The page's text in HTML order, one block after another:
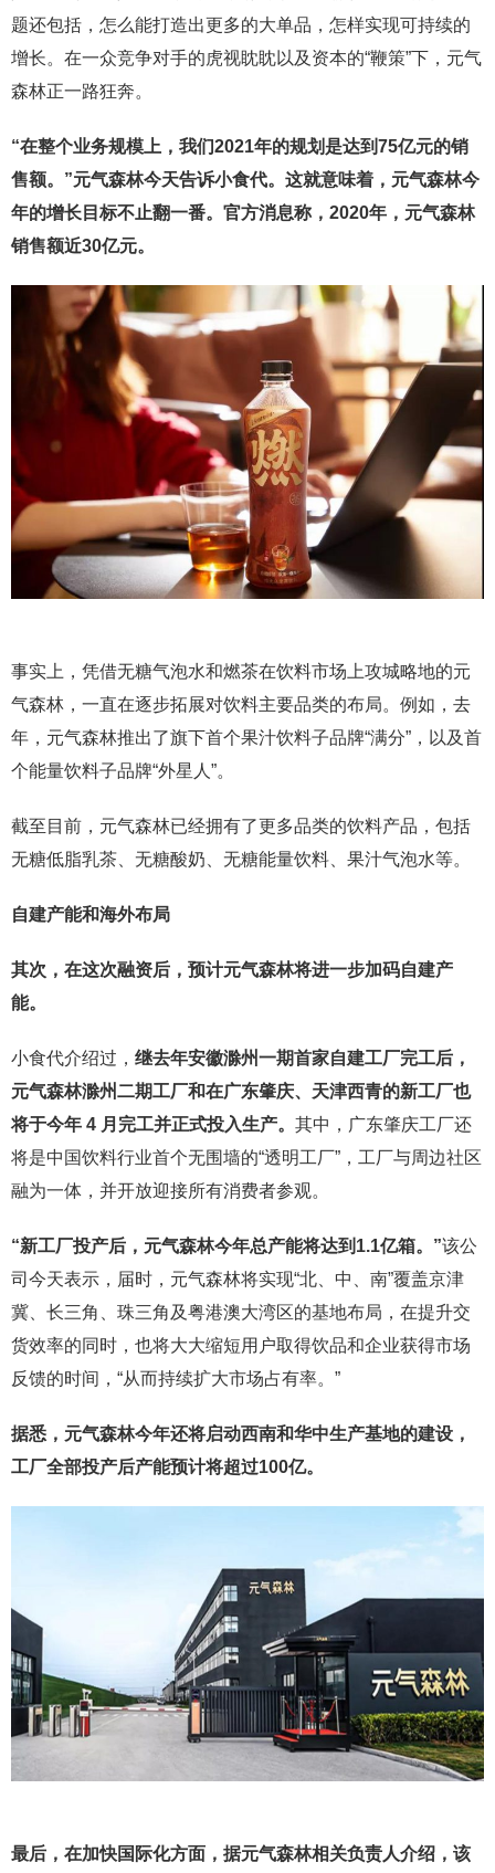
题还包括，怎么能打造出更多的大单品，怎样实现可持续的
增长。在一众竞争对手的虎视眈眈以及资本的“鞭策”下，元气
森林正一路狂奔。
“在整个业务规模上，我们2021年的规划是达到75亿元的销
售额。”元气森林今天告诉小食代。 这就意味着，元气森林今
年的增长目标不止翻一番。官方消息称，2020年，元气森林
销售额近30亿元。
事实上，凭借无糖气泡水和燃茶在饮料市场上攻城略地的元
气森林，一直在逐步拓展对饮料主要品类的布局。例如，去
年，元气森林推出了旗下首个果汁饮料子品牌“满分”，以及首
个能量饮料子品牌“外星人”。
截至目前，元气森林已经拥有了更多品类的饮料产品，包括
无糖低脂乳茶、无糖酸奶、无糖能量饮料、果汁气泡水等。
自建产能和海外布局
其次，在这次融资后，预计元气森林将进一步加码自建产
能。
小食代介绍过， 继去年安徽滁州一期首家自建工厂完工后，
元气森林滁州二期工厂和在广东肇庆、天津西青的新工厂也
将于今年 4 月完工并正式投入生产。 其中，广东肇庆工厂还
将是中国饮料行业首个无围墙的“透明工厂”，工厂与周边社区
融为一体，并开放迎接所有消费者参观。
“新工厂投产后，元气森林今年总产能将达到1.1亿箱。”该公
司今天表示，届时，元气森林将实现“北、中、南”覆盖京津
冀、长三角、珠三角及粤港澳大湾区的基地布局，在提升交
货效率的同时，也将大大缩短用户取得饮品和企业获得市场
反馈的时间，“从而持续扩大市场占有率。”
据悉，元气森林今年还将启动西南和华中生产基地的建设，
工厂全部投产后产能预计将超过100亿。
最后，在加快国际化方面，据元气森林相关负责人介绍，该